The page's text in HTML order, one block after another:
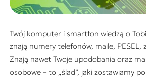
Twój komputer i smartfon wiedzą o
znają numery telefonów, maile, PESEL,
Znają nawet Twoje upodobania oraz
osobowe – to „ślad”, jaki zostawiamy